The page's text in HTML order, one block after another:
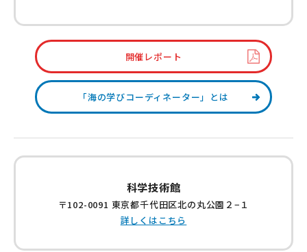
開催レポート
「海の学びコーディネーター」とは
科学技術館
〒102-0091 東京都千代田区北の丸公園２−１
詳しくはこちら